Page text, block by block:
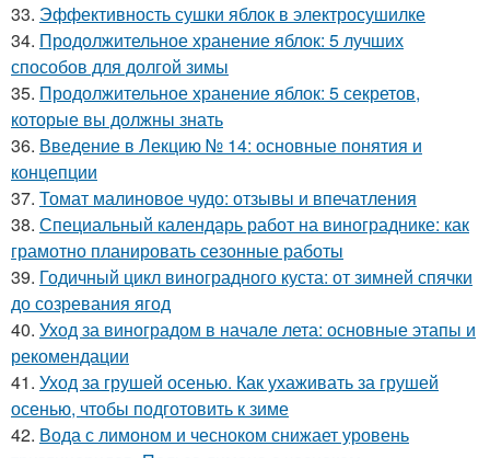
33. Эффективность сушки яблок в электросушилке
34. Продолжительное хранение яблок: 5 лучших
способов для долгой зимы
35. Продолжительное хранение яблок: 5 секретов,
которые вы должны знать
36. Введение в Лекцию № 14: основные понятия и
концепции
37. Томат малиновое чудо: отзывы и впечатления
38. Специальный календарь работ на винограднике: как
грамотно планировать сезонные работы
39. Годичный цикл виноградного куста: от зимней спячки
до созревания ягод
40. Уход за виноградом в начале лета: основные этапы и
рекомендации
41. Уход за грушей осенью. Как ухаживать за грушей
осенью, чтобы подготовить к зиме
42. Вода с лимоном и чесноком снижает уровень